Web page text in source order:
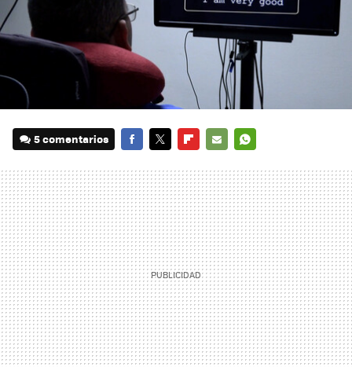
5 comentarios
MAIL